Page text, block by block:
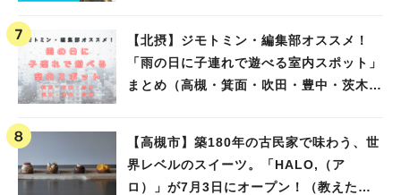
【北摂】ジモトミン・編集部オススメ！
「雨の日に子連れで遊べる室内スポット」
まとめ（高槻・箕面・吹田・豊中・茨木・
【高槻市】築180年の古民家で味わう、世
界レベルのスイーツ。「HALO,（ア
ロ）」が7月3日にオープン！（教えたい/